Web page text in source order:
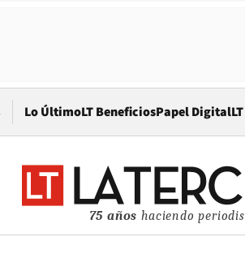
Lo ÚltimoLT BeneficiosPapel Digital
75 años haciendo